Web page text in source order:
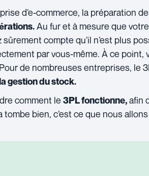
d’e-commerce, la préparation
Au fur et à mesure que
sûrement compte qu’il n’est plus
par vous-même. À ce point,
de nombreuses entreprises, le
gestion du stock.
comment le 3PL fonctionne,afin
bien, c’est ce que nous